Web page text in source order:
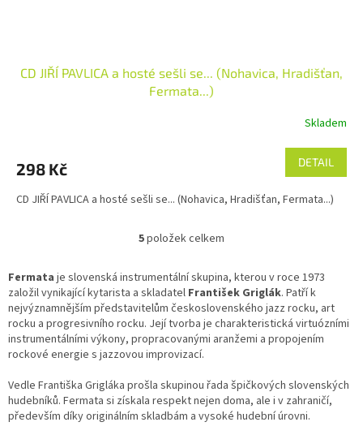
CD JIŘÍ PAVLICA a hosté sešli se... (Nohavica, Hradišťan,
Fermata...)
Skladem
298 Kč DETAIL
CD JIŘÍ PAVLICA a hosté sešli se... (Nohavica, Hradišťan, Fermata...)
O
l
á
d
a
c
í
r
v
k
5položek celkem
Fermata je slovenská instrumentální skupina, kterou v roce 1973
založil vynikající kytarista a skladatel František Griglák. Patří k
nejvýznamnějším představitelům československého jazz rocku, art
rocku a progresivního rocku. Její tvorba je charakteristická virtuózními
instrumentálními výkony, propracovanými aranžemi a propojením
rockové energie s jazzovou improvizací.
Vedle Františka Grigláka prošla skupinou řada špičkových slovenských
hudebníků. Fermata si získala respekt nejen doma, ale i v zahraničí,
především díky originálním skladbám a vysoké hudební úrovni.